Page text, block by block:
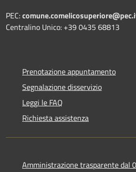
PEC:
Centralino Unico: +39 0435 68813
Prenotazione appuntamento
Segnalazione disservizio
Leggi le FAQ
Richiesta assistenza
Amministrazione trasparente dal